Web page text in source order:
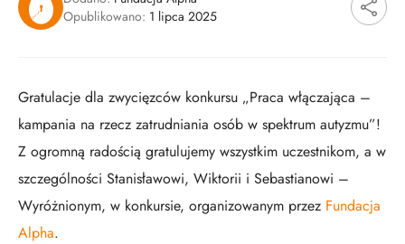
Opublikowano: 1 lipca 2025
Gratulacje dla zwycięzców konkursu „Praca włączająca –
kampania na rzecz zatrudniania osób w spektrum autyzmu”!
Z ogromną radością gratulujemy wszystkim uczestnikom, a w
szczególności Stanisławowi, Wiktorii i Sebastianowi –
Wyróżnionym, w konkursie, organizowanym przez Fundacja
Alpha.